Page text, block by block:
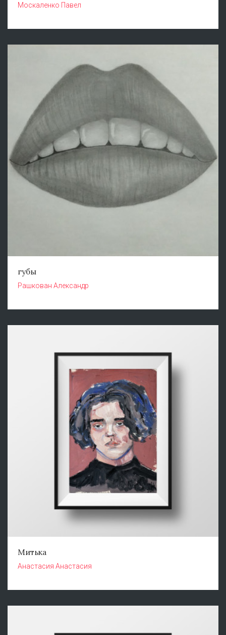
Москаленко Павел
губы
Рашкован Александр
Митька
Анастасия Анастасия